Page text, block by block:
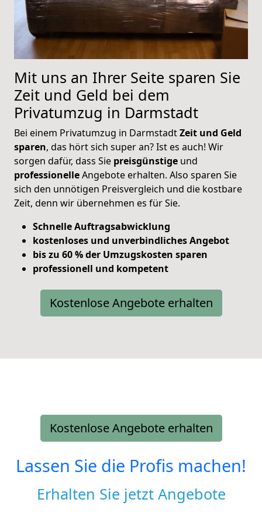
Mit uns an Ihrer Seite sparen Sie
Zeit und Geld bei dem
Privatumzug in Darmstadt
Bei einem Privatumzug in DarmstadtZeit und Geld
sparen, das hört sich super an? Ist es auch! Wir
sorgen dafür, dass Sie preisgünstige und
professionelleAngebote erhalten. Also sparen Sie
sich den unnötigen Preisvergleich und die kostbare
Zeit, denn wir übernehmen es für Sie.
Schnelle Auftragsabwicklung
kostenloses und unverbindliches Angebot
bis zu 60 % der Umzugskosten sparen
professionell und kompetent
Kostenlose Angebote erhalten
Kostenlose Angebote erhalten
Lassen Sie die Profis machen!
Erhalten Sie jetzt Angebote